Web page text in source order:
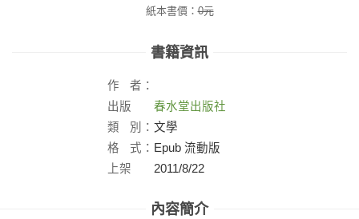
紙本書價：0元
書籍資訊
作
者：
出版
社：
春水堂出版社
類
別： 文學
格
式： Epub 流動版
上架
2011/8/22
內容簡介